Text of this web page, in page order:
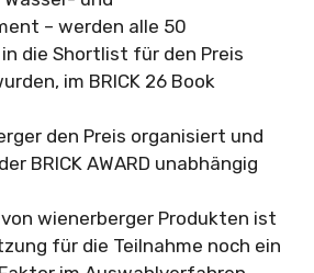
– werden alle 50
die Shortlist für den Preis
im BRICK 26 Book
den Preis organisiert und
BRICK AWARD unabhängig
wienerberger Produkten ist
für die Teilnahme noch ein